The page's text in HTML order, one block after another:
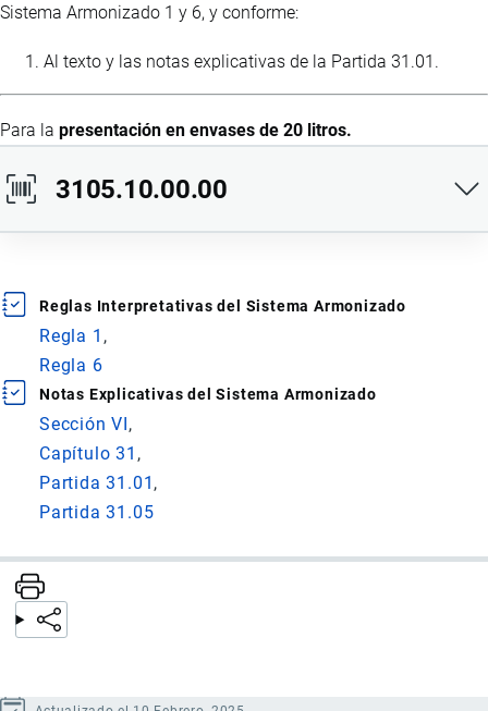
Sistema Armonizado 1 y 6, y conforme:
Al texto y las notas explicativas de la Partida 31.01.
Para la presentación en envases de 20 litros.
3105.10.00.00
Para lapresentación en envases de 1 litro.
Reglas Interpretativas del Sistema Armonizado
Regla 1
Regla 6
Notas Explicativas del Sistema Armonizado
Sección VI
Capítulo 31
Partida 31.01
Partida 31.05